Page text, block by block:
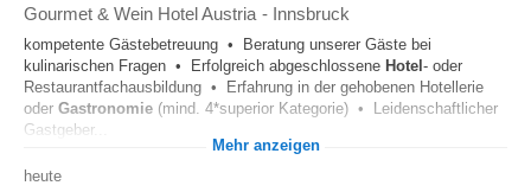
Gourmet & Wein Hotel Austria - Innsbruck
kompetente Gästebetreuung • Beratung unserer Gäste bei
kulinarischen Fragen • Erfolgreich abgeschlossene Hotel - oder
Restaurantfachausbildung • Erfahrung in der gehobenen Hotellerie
oder Gastronomie (mind. 4*superior Kategorie) • Leidenschaftlicher
Gastgeber...
Mehr anzeigen
heute